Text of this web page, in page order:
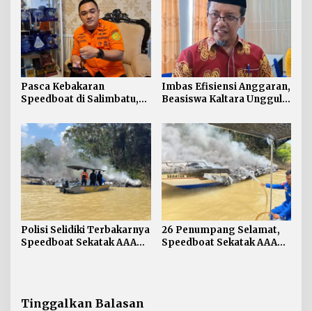
Pasca Kebakaran
Speedboat di Salimbatu,
Pentingnya Standar
Keselamatan
Imbas Efisiensi Anggaran,
Beasiswa Kaltara Unggul
Skema
Polisi Selidiki Terbakarnya
Speedboat Sekatak AAA
26 Penumpang Selamat,
Speedboat Sekatak AAA
Tinggalkan Balasan